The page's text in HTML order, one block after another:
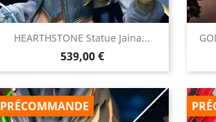
HEARTHSTONE Statue Jaina...
Prix
539,00 €
Aperçu rapide
PRÉCOMMANDE